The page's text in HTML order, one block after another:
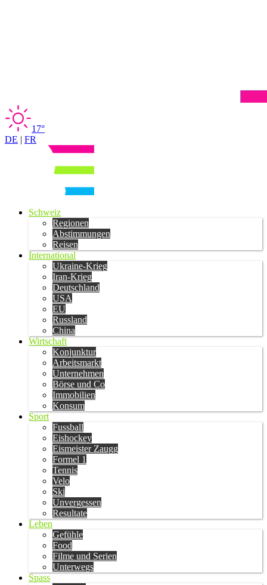
17°
DE | FR
Schweiz
Regionen
Abstimmungen
Reisen
International
Ukraine-Krieg
Iran-Krieg
Deutschland
USA
EU
Russland
China
Wirtschaft
Konjunktur
Arbeitsmarkt
Unternehmen
Börse und Co
Immobilien
Konsum
Sport
Fussball
Eishockey
Eismeister Zaugg
Formel 1
Tennis
Velo
Ski
Unvergessen
Resultate
Leben
Gefühle
Food
Filme und Serien
Unterwegs
Spass